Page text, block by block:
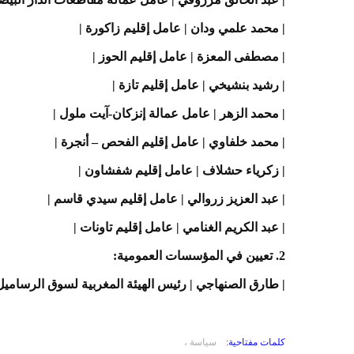
| محمد علمي ودان | عامل إقليم زاكورة |
| مصطفى المعزة | عامل إقليم الحوز |
| رشيد بنشيخي | عامل إقليم تازة |
| محمد الزهر | عامل عمالة إنزكان-آيت ملول |
| محمد خلفاوي | عامل إقليم الفحص – أنجرة |
| زكرياء حشلاف | عامل إقليم شفشاون |
| عبد العزيز زروالي | عامل إقليم سيدي قاسم |
| عبد الكريم الغنامي | عامل إقليم تاونات |
2. تعيين في المؤسسات العمومية:
| طارق الصنهاجي | رئيس الهيئة المغربية لسوق
كلمات مفتاحية: سياسة ،